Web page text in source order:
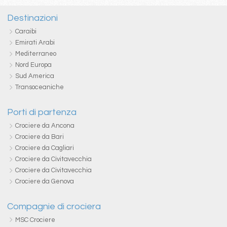
Destinazioni
Caraibi
Emirati Arabi
Mediterraneo
Nord Europa
Sud America
Transoceaniche
Porti di partenza
Crociere da Ancona
Crociere da Bari
Crociere da Cagliari
Crociere da Civitavecchia
Crociere da Civitavecchia
Crociere da Genova
Compagnie di crociera
MSC Crociere